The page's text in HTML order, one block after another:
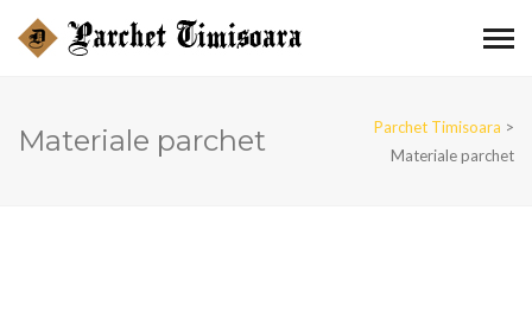
Materiale parchet Parchet Timisoara >
Materiale parchet